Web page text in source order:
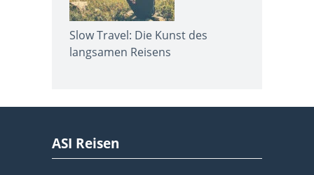
Slow Travel: Die Kunst des
langsamen Reisens
ASI Reisen